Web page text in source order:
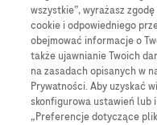
dla
Z jakiego powodu
ważna dla
fizyczna jest
wszystkie”, wyrażasz
cookie i odpowiedniego
obejmować informacje o
także ujawnianie Twoich
na zasadach opisanych w
Prywatności. Aby uzyskać
skonfigurowa ustawień lub
„Preferencje dotyczące